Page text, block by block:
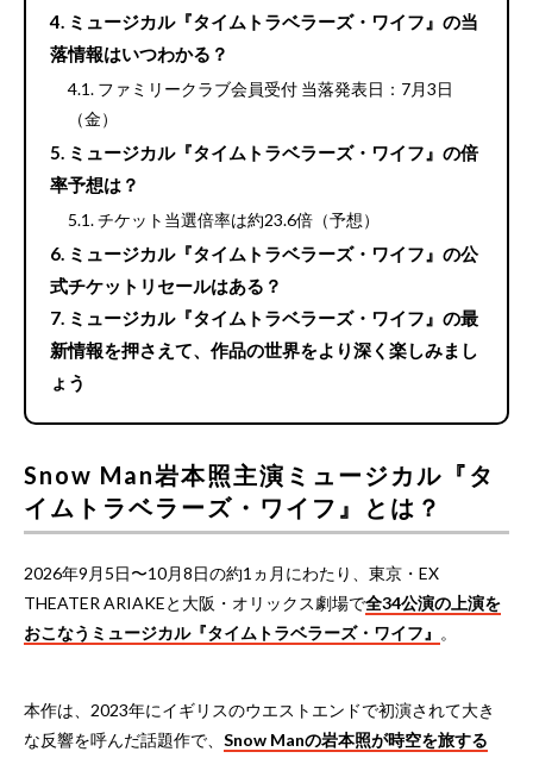
ミュージカル『タイムトラベラーズ・ワイフ』の当
落情報はいつわかる？
ファミリークラブ会員受付 当落発表日：7月3日
（金）
ミュージカル『タイムトラベラーズ・ワイフ』の倍
率予想は？
チケット当選倍率は約23.6倍（予想）
ミュージカル『タイムトラベラーズ・ワイフ』の公
式チケットリセールはある？
ミュージカル『タイムトラベラーズ・ワイフ』の最
新情報を押さえて、作品の世界をより深く楽しみまし
ょう
Snow Man岩本照主演ミュージカル『タ
イムトラベラーズ・ワイフ』とは？
2026年9月5日〜10月8日の約1ヵ月にわたり、東京・EX
THEATER ARIAKEと大阪・オリックス劇場で全34公演の上演を
おこなうミュージカル『タイムトラベラーズ・ワイフ』 。
本作は、2023年にイギリスのウエストエンドで初演されて大き
な反響を呼んだ話題作で、 Snow Manの岩本照が時空を旅する